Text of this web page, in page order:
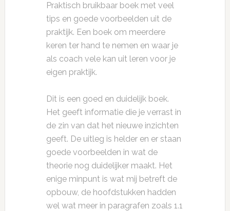
Praktisch bruikbaar boek met veel
tips en goede voorbeelden uit de
praktijk. Een boek om meerdere
keren ter hand te nemen en waar je
als coach vele kan uit leren voor je
eigen praktijk.
Dit is een goed en duidelijk boek.
Het geeft informatie die je verrast in
de zin van dat het nieuwe inzichten
geeft. De uitleg is helder en er staan
goede voorbeelden in wat de
theorie nog duidelijker maakt. Het
enige minpunt is wat mij betreft de
opbouw, de hoofdstukken hadden
wel wat meer in paragrafen zoals 1.1